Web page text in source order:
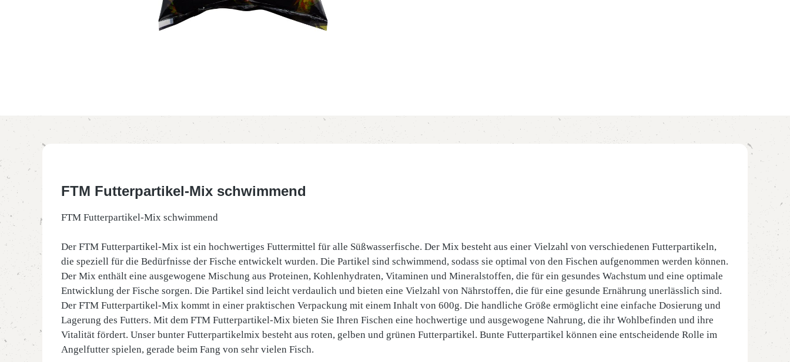
FTM Futterpartikel-Mix schwimmend
FTM Futterpartikel-Mix schwimmend
Der FTM Futterpartikel-Mix ist ein hochwertiges Futtermittel für alle Süßwasserfische. Der Mix besteht aus einer Vielzahl von verschiedenen Futterpartikeln,
die speziell für die Bedürfnisse der Fische entwickelt wurden. Die Partikel sind schwimmend, sodass sie optimal von den Fischen aufgenommen werden können.
Der Mix enthält eine ausgewogene Mischung aus Proteinen, Kohlenhydraten, Vitaminen und Mineralstoffen, die für ein gesundes Wachstum und eine optimale
Entwicklung der Fische sorgen. Die Partikel sind leicht verdaulich und bieten eine Vielzahl von Nährstoffen, die für eine gesunde Ernährung unerlässlich sind.
Der FTM Futterpartikel-Mix kommt in einer praktischen Verpackung mit einem Inhalt von 600g. Die handliche Größe ermöglicht eine einfache Dosierung und
Lagerung des Futters. Mit dem FTM Futterpartikel-Mix bieten Sie Ihren Fischen eine hochwertige und ausgewogene Nahrung, die ihr Wohlbefinden und ihre
Vitalität fördert. Unser bunter Futterpartikelmix besteht aus roten, gelben und grünen Futterpartikel. Bunte Futterpartikel können eine entscheidende Rolle im
Angelfutter spielen, gerade beim Fang von sehr vielen Fisch.